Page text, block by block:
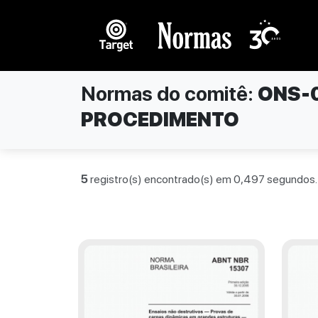
Normas do comitê:
PROCEDIMENTO
5registro(s) encontrado(s) em 0,497 segundos.